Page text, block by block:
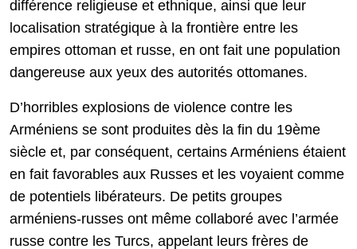
différence religieuse et ethnique, ainsi que leur
localisation stratégique à la frontière entre les
empires ottoman et russe, en ont fait une population
dangereuse aux yeux des autorités ottomanes.
D’horribles explosions de violence contre les
Arméniens se sont produites dès la fin du 19ème
siècle et, par conséquent, certains Arméniens étaient
en fait favorables aux Russes et les voyaient comme
de potentiels libérateurs. De petits groupes
arméniens-russes ont même collaboré avec l’armée
russe contre les Turcs, appelant leurs frères de